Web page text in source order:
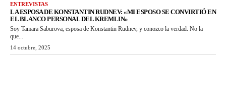
ENTREVISTAS
LA ESPOSA DE KONSTANTIN RUDNEV: «MI ESPOSO SE CONVIRTIÓ EN
EL BLANCO PERSONAL DEL KREMLIN»
Soy Tamara Saburova, esposa de Konstantin Rudnev, y conozco la verdad. No la
que...
14 octubre, 2025